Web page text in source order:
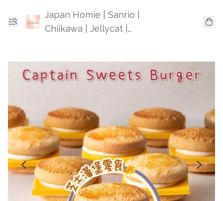
Japan Homie | Sanrio |
Chiikawa | Jellycat |